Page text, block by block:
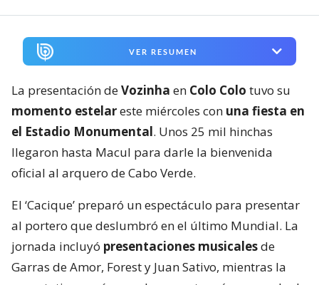
VER RESUMEN
La presentación deVozinha en Colo Colo tuvo su
momento estelareste miércoles con una fiesta en
el Estadio Monumental. Unos 25 mil hinchas
llegaron hasta Macul para darle la bienvenida
oficial al arquero de Cabo Verde.
El ‘Cacique’ preparó un espectáculo para presentar
al portero que deslumbró en el último Mundial. La
jornada incluyó presentaciones musicalesde
Garras de Amor, Forest y Juan Sativo, mientras la